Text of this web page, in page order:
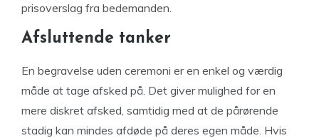
prisoverslag fra bedemanden.
Afsluttende tanker
En begravelse uden ceremoni er en enkel og værdig
måde at tage afsked på. Det giver mulighed for en
mere diskret afsked, samtidig med at de pårørende
stadig kan mindes afdøde på deres egen måde. Hvis